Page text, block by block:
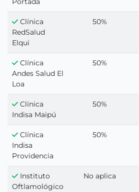
Clínica
RedSalud
Elqui
50%
Clínica
Andes Salud El
Loa
50%
Clínica
Indisa Maipú
50%
Clínica
Indisa
Providencia
50%
Instituto
Oftlamológico
No aplica